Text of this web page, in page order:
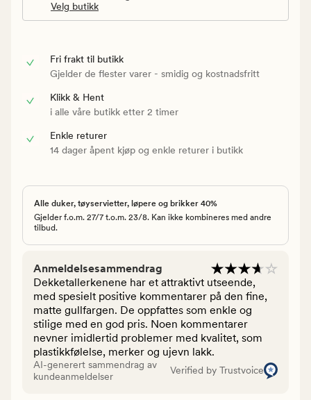
Velg butikk
Fri frakt til butikk
Gjelder de flester varer - smidig og kostnadsfritt
Klikk & Hent
i alle våre butikk etter 2 timer
Enkle returer
14 dager åpent kjøp og enkle returer i butikk
Alle duker, tøyservietter, løpere og brikker 40%
Gjelder f.o.m. 27/7 t.o.m. 23/8. Kan ikke kombineres med andre
tilbud.
Anmeldelsesammendrag
Dekketallerkenene har et attraktivt utseende,
med spesielt positive kommentarer på den fine,
matte gullfargen. De oppfattes som enkle og
stilige med en god pris. Noen kommentarer
nevner imidlertid problemer med kvalitet, som
plastikkfølelse, merker og ujevn lakk.
AI-generert sammendrag av
kundeanmeldelser
Verified by Trustvoice